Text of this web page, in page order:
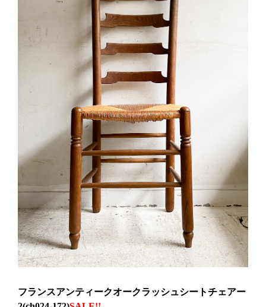
フランスアンティークオークラッシュシートチェアー